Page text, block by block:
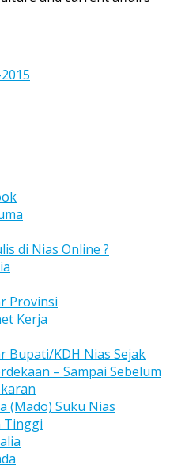
di Nias Online ?
Provinsi
Kerja
Bupati/KDH Nias Sejak
– Sampai Sebelum
(Mado) Suku Nias
Tinggi